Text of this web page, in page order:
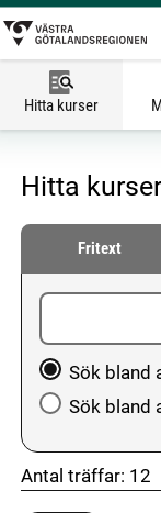
Hitta kurser
Hitta kurser
Fritext
Välj att söka
Sök bland
Sök bland
Antal träffar: 12